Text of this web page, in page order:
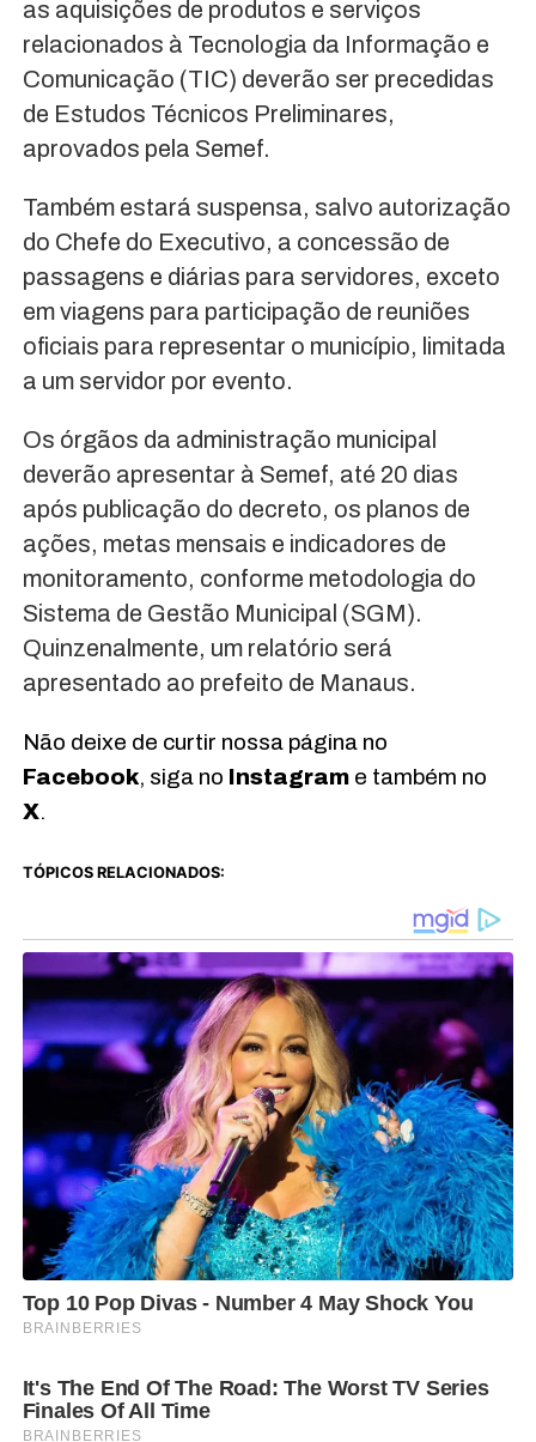
as aquisições de produtos e serviços
relacionados à Tecnologia da Informação e
Comunicação (TIC) deverão ser precedidas
de Estudos Técnicos Preliminares,
aprovados pela Semef.
Também estará suspensa, salvo autorização
do Chefe do Executivo, a concessão de
passagens e diárias para servidores, exceto
em viagens para participação de reuniões
oficiais para representar o município, limitada
a um servidor por evento.
Os órgãos da administração municipal
deverão apresentar à Semef, até 20 dias
após publicação do decreto, os planos de
ações, metas mensais e indicadores de
monitoramento, conforme metodologia do
Sistema de Gestão Municipal (SGM).
Quinzenalmente, um relatório será
apresentado ao prefeito de Manaus.
Não deixe de curtir nossa página no
Facebook, siga no Instagrame também no
X.
TÓPICOS RELACIONADOS: